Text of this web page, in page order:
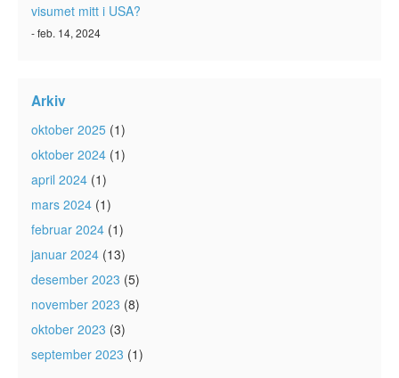
visumet mitt i USA?
- feb. 14, 2024
Arkiv
oktober 2025 (1)
oktober 2024 (1)
april 2024 (1)
mars 2024 (1)
februar 2024 (1)
januar 2024 (13)
desember 2023 (5)
november 2023 (8)
oktober 2023 (3)
september 2023 (1)